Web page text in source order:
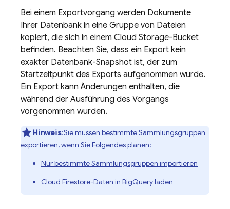
Bei einem Exportvorgang werden Dokumente
Ihrer Datenbank in eine Gruppe von Dateien
kopiert, die sich in einem Cloud Storage-Bucket
befinden. Beachten Sie, dass ein Export kein
exakter Datenbank-Snapshot ist, der zum
Startzeitpunkt des Exports aufgenommen wurde.
Ein Export kann Änderungen enthalten, die
während der Ausführung des Vorgangs
vorgenommen wurden.
Hinweis:Sie müssen bestimmte Sammlungsgruppen
exportieren, wenn Sie Folgendes planen:
Nur bestimmte Sammlungsgruppen importieren
Cloud Firestore-Daten in BigQueryladen